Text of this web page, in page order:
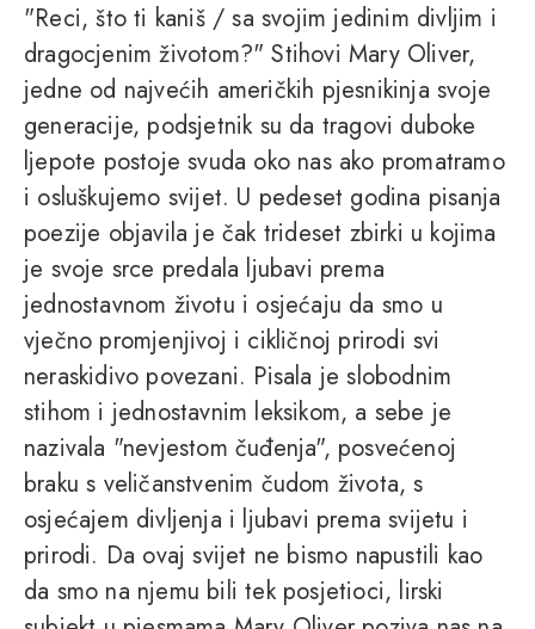
"Reci, što ti kaniš / sa svojim jedinim divljim i
dragocjenim životom?" Stihovi Mary Oliver,
jedne od najvećih američkih pjesnikinja svoje
generacije, podsjetnik su da tragovi duboke
ljepote postoje svuda oko nas ako promatramo
i osluškujemo svijet. U pedeset godina pisanja
poezije objavila je čak trideset zbirki u kojima
je svoje srce predala ljubavi prema
jednostavnom životu i osjećaju da smo u
vječno promjenjivoj i cikličnoj prirodi svi
neraskidivo povezani. Pisala je slobodnim
stihom i jednostavnim leksikom, a sebe je
nazivala "nevjestom čuđenja", posvećenoj
braku s veličanstvenim čudom života, s
osjećajem divljenja i ljubavi prema svijetu i
prirodi. Da ovaj svijet ne bismo napustili kao
da smo na njemu bili tek posjetioci, lirski